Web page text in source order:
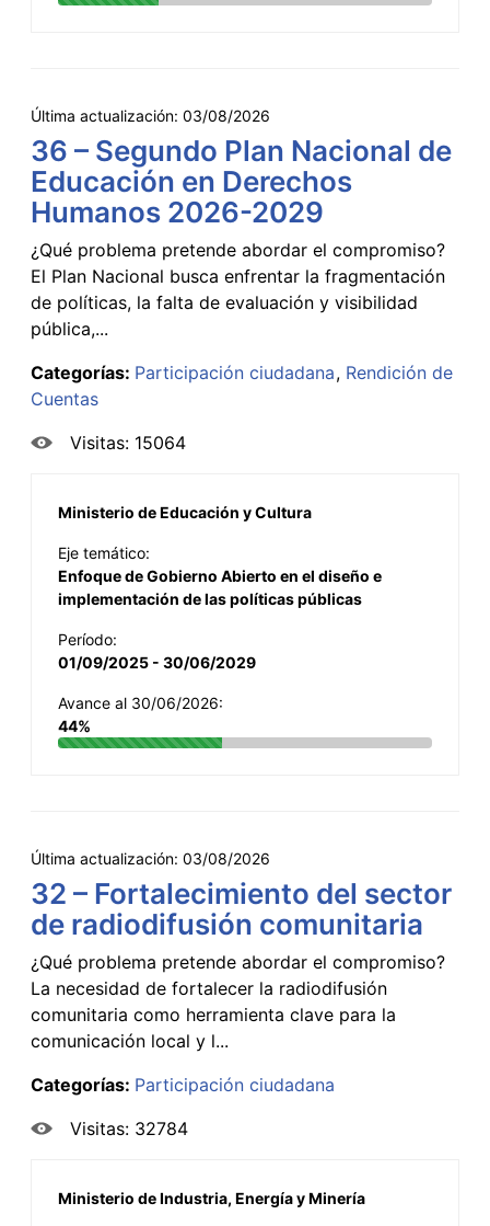
Última actualización: 03/08/2026
36 – Segundo Plan Nacional de
Educación en Derechos
Humanos 2026-2029
¿Qué problema pretende abordar el compromiso?
El Plan Nacional busca enfrentar la fragmentación
de políticas, la falta de evaluación y visibilidad
pública,...
Categorías: Participación ciudadana Rendición de
Cuentas
Visitas: 15064
Ministerio de Educación y Cultura
Eje temático:
Enfoque de Gobierno Abierto en el diseño e
implementación de las políticas públicas
Período:
01/09/2025 - 30/06/2029
Avance al 30/06/2026:
44%
Última actualización: 03/08/2026
32 – Fortalecimiento del sector
de radiodifusión comunitaria
¿Qué problema pretende abordar el compromiso?
La necesidad de fortalecer la radiodifusión
comunitaria como herramienta clave para la
comunicación local y l...
Categorías: Participación ciudadana
Visitas: 32784
Ministerio de Industria, Energía y Minería